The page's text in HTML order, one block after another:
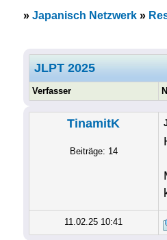
» Japanisch Netzwerk»
JLPT 2025
Verfasser
TinamitK
Beiträge: 14
11.02.25 10:41